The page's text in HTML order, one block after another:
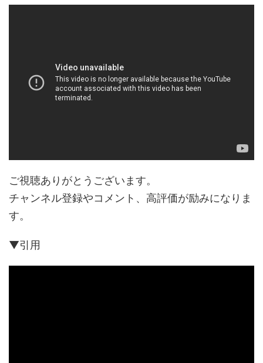
ご視聴ありがとうございます。
チャンネル登録やコメント、高評価が励みになりま
す。
▼引用